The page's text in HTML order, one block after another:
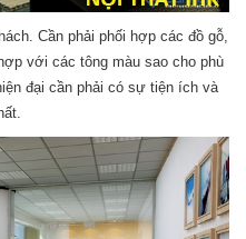
Cần phải phối hợp các đồ gỗ,
với các tông màu sao cho phù
đại cần phải có sự tiện ích và